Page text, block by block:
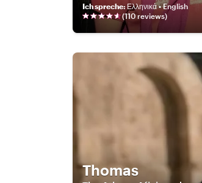
Ich spreche: Ελληνικά • English
(110reviews)
Thomas